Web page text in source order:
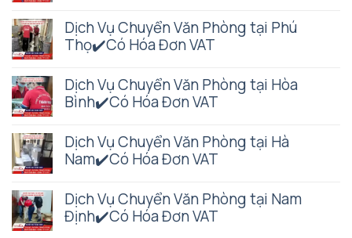
Dịch Vụ Chuyển Văn Phòng tại Phú
Thọ✔️Có Hóa Đơn VAT
Dịch Vụ Chuyển Văn Phòng tại Hòa
Bình✔️Có Hóa Đơn VAT
Dịch Vụ Chuyển Văn Phòng tại Hà
Nam✔️Có Hóa Đơn VAT
Dịch Vụ Chuyển Văn Phòng tại Nam
Định✔️Có Hóa Đơn VAT